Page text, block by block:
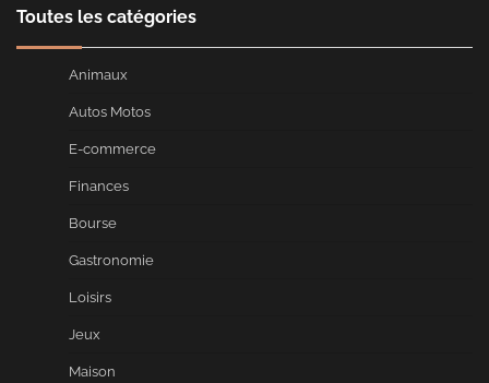
Toutes les catégories
Animaux
Autos Motos
E-commerce
Finances
Bourse
Gastronomie
Loisirs
Jeux
Maison